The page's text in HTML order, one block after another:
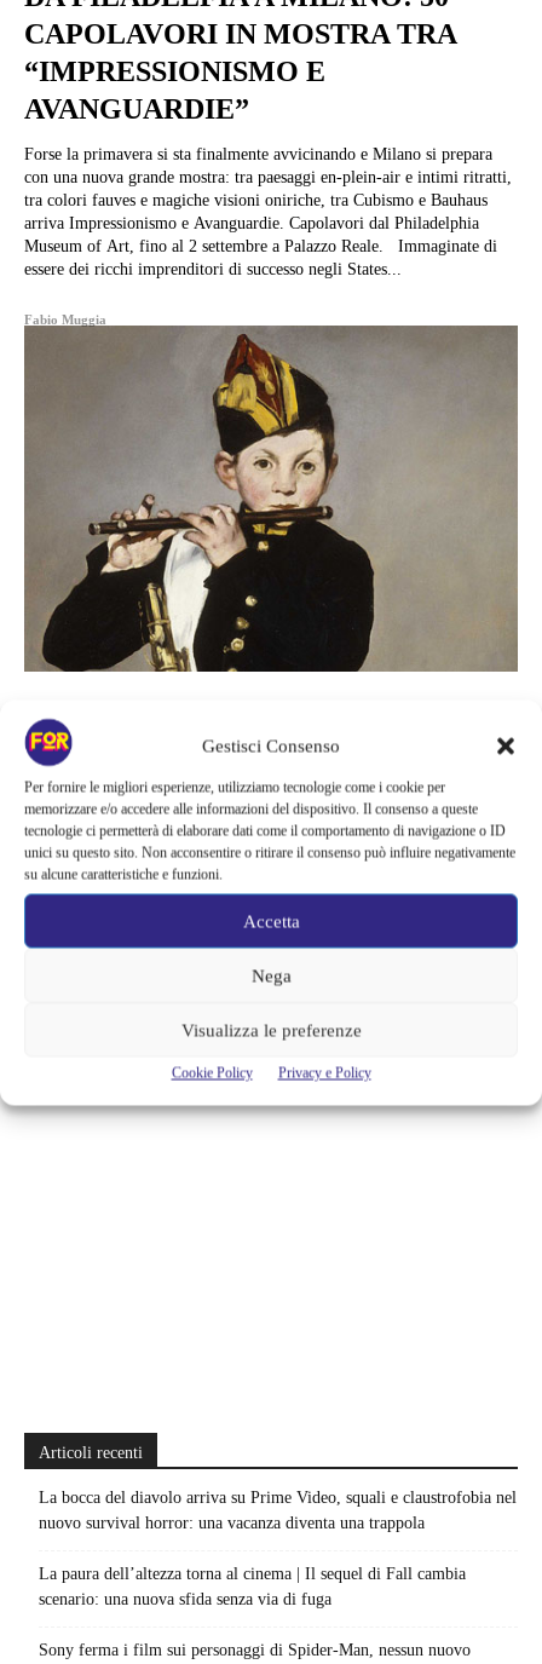
Gestisci Consenso
Per fornire le migliori esperienze, utilizziamo tecnologie come i cookie per
memorizzare e/o accedere alle informazioni del dispositivo. Il consenso a queste
tecnologie ci permetterà di elaborare dati come il comportamento di navigazione o ID
unici su questo sito. Non acconsentire o ritirare il consenso può influire negativamente
su alcune caratteristiche e funzioni.
Accetta
Nega
Visualizza le preferenze
Cookie Policy Privacy e Policy
CAPOLAVORI IN MOSTRA TRA
“IMPRESSIONISMO E
AVANGUARDIE”
Forse la primavera si sta finalmente avvicinando e Milano si prepara
con una nuova grande mostra: tra paesaggi en-plein-air e intimi ritratti,
tra colori fauves e magiche visioni oniriche, tra Cubismo e Bauhaus
arriva Impressionismo e Avanguardie. Capolavori dal Philadelphia
Museum of Art, fino al 2 settembre a Palazzo Reale. Immaginate di
essere dei ricchi imprenditori di successo negli States...
Fabio Muggia
“MANET E LA PARIGI MODERNA”,
A PALAZZO REALE LE OPERE
CHE HANNO CAMBIATO LA
VISIONE DELL’ARTE
“Il pittore, il vero pittore sarà colui che saprà strappare alla vita odierna
nuova capace di rendere in maniera profonda ed epica la modernità
mostra “Manet e la Parigi...
Articoli recenti
La bocca del diavolo arriva su Prime Video, squali e claustrofobia nel
nuovo survival horror: una vacanza diventa una trappola
La paura dell’altezza torna al cinema | Il sequel di Fall cambia
scenario: una nuova sfida senza via di fuga
Sony ferma i film sui personaggi di Spider-Man, nessun nuovo